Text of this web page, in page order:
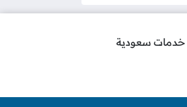
خدمات سعودية